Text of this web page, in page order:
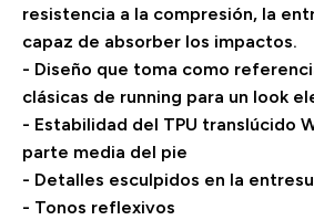
resistencia a la compresión, la
capaz de absorber los impactos.
- Diseño que toma como
clásicas de running para un look
- Estabilidad del TPU translúcido
parte media del pie
- Detalles esculpidos en la
- Tonos reflexivos